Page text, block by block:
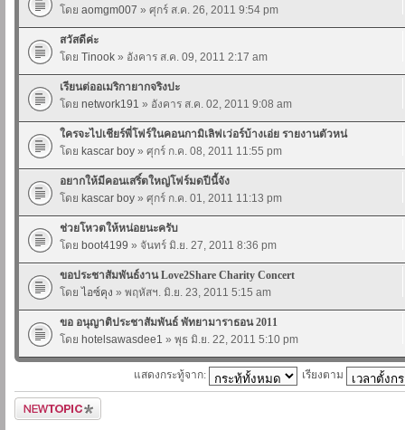
โดย aomgm007 » ศุกร์ ส.ค. 26, 2011 9:54 pm
สวัสดีค่ะ
โดย Tinook » อังคาร ส.ค. 09, 2011 2:17 am
เรียนต่ออเมริกายากจริงปะ
โดย network191 » อังคาร ส.ค. 02, 2011 9:08 am
ใครจะไปเชียร์พี่โฟร์ในคอนกามิเลิฟเว่อร์บ้างเอ่ย รายงานตัวหน่
โดย kascar boy » ศุกร์ ก.ค. 08, 2011 11:55 pm
อยากให้มีคอนเสริ์ตใหญ่โฟร์มดปีนี้จัง
โดย kascar boy » ศุกร์ ก.ค. 01, 2011 11:13 pm
ช่วยโหวตให้หน่อยนะครับ
โดย boot4199 » จันทร์ มิ.ย. 27, 2011 8:36 pm
ขอประชาสัมพันธ์งาน Love2Share Charity Concert
โดย ไอซ์คุง » พฤหัสฯ. มิ.ย. 23, 2011 5:15 am
ขอ อนุญาติประชาสัมพันธ์ พัทยามาราธอน 2011
โดย hotelsawasdee1 » พุธ มิ.ย. 22, 2011 5:10 pm
แสดงกระทู้จาก: เรียงตาม
ตั้งกระทู้ใหม่